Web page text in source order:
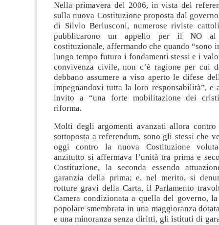
Nella primavera del 2006, in vista del
sulla nuova Costituzione proposta dal
di Silvio Berlusconi, numerose riviste
pubblicarono un appello per il NO al
costituzionale, affermando che quando “sono
lungo tempo futuro i fondamenti stessi e i
convivenza civile, non c’è ragione per cui
debbano assumere a viso aperto le difese
impegnandovi tutta la loro responsabilità”, e
invito a “una forte mobilitazione dei
riforma.
Molti degli argomenti avanzati allora contro
sottoposta a referendum, sono gli stessi che
oggi contro la nuova Costituzione
anzitutto si affermava l’unità tra prima e
Costituzione, la seconda essendo
garanzia della prima; e, nel merito, si
rotture gravi della Carta, il Parlamento
Camera condizionata a quella del governo, la
popolare smembrata in una maggioranza
e una minoranza senza diritti, gli istituti di